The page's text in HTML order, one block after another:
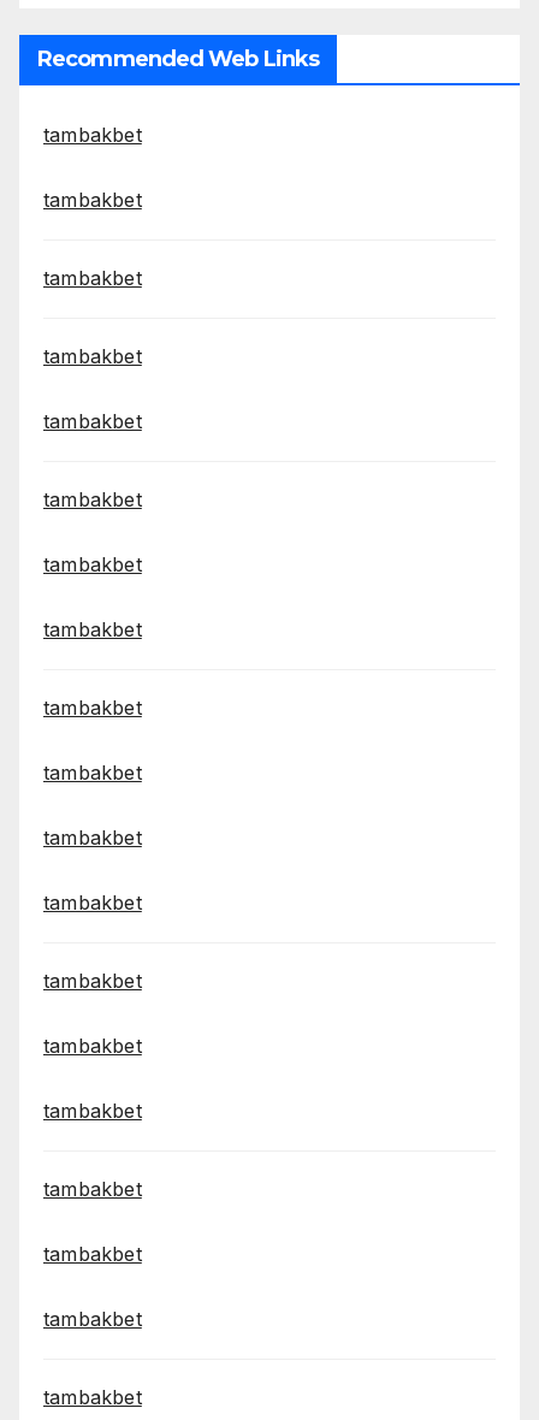
Recommended Web Links
tambakbet
tambakbet
tambakbet
tambakbet
tambakbet
tambakbet
tambakbet
tambakbet
tambakbet
tambakbet
tambakbet
tambakbet
tambakbet
tambakbet
tambakbet
tambakbet
tambakbet
tambakbet
tambakbet